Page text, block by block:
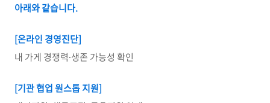
아래와 같습니다.
[온라인 경영진단]
내 가게 경쟁력∙생존 가능성 확인
[기관 협업 원스톱 지원]